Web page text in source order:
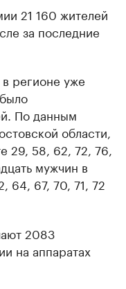
21 160 жителей
за последние
регионе уже
По данным
области,
29, 58, 62, 72, 76,
мужчин в
64, 67, 70, 71, 72
2083
на аппаратах